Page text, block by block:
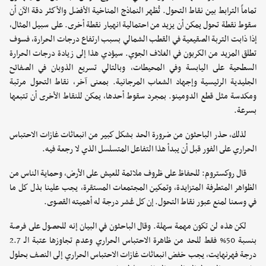
تماماً الترابط بين نقاط التحول. تُظهر النماذج المناخية الأفضل والأكثر دقة الآن أن
سقوط نقطة تحول يمكن أن يزيد من احتمالية انهيار نقطة أخرى. على سبيل المثال،
إذا ذابت التربة الصقيعية في القطب الشمالي بسبب ارتفاع درجات الحرارة، فسوف
تطلق المزيد من الكربون في الغلاف الجوي. سيؤدي هذا إلى زيادة درجات الحرارة
السطحية على اليابسة وفي المحيطات، وبالتالي تسريع الذوبان في الصفائح
الجليدية الرئيسية وإجهاد الشعاب المرجانية. بمعنى آخر، نقاط التحول مرتبة
ومكدسة مثل قطع الدومينو. بمجرد سقوط أحدها، يمكن للنقاط الأخرى أن تتبعها
بسرعة.
لذلك، حذر الباحثون من ضرورة الحد بشكل كبير من انبعاثات غازات الاحتباس
الحراري على الفور قبل أن يبدأ هذا التفاعل المتسلسل الذي لا رجعة فيه.
قال روكستروم: للحفاظ على ظروف ملائمة للعيش على الأرض، وحماية الناس من
الظواهر المتطرفة المتزايدة، وتمكين المجتمعات المستقرة، يجب علينا بذل كل ما
في وسعنا لمنع عبور نقاط التحول. إن كل عُشر درجة له أهميته القصوى.
لكن هذه لن تكون مهمة سهلة. وقال الباحثون في البيان إنه للحصول على فرصة
بنسبة 50% فقط للحد من ظاهرة الاحتباس الحراري وعدم تجاوزها عتبة الـ 2.7
درجة فهرنهايت، يجب خفض انبعاثات غازات الاحتباس الحراري إلى النصف بحلول